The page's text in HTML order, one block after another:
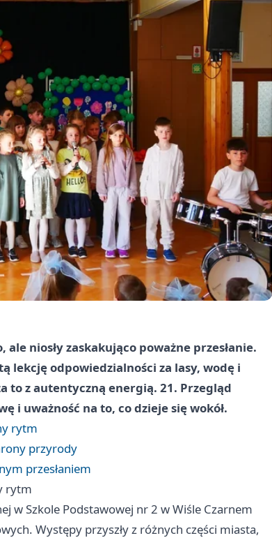
niosły zaskakująco poważne przesłanie.
lekcję odpowiedzialności za lasy, wodę i
to z autentyczną energią. 21. Przegląd
i uważność na to, co dzieje się wokół.
rytm
przyrody
przesłaniem
rytm
w Szkole Podstawowej nr 2 w Wiśle Czarnem
Występy przyszły z różnych części miasta,